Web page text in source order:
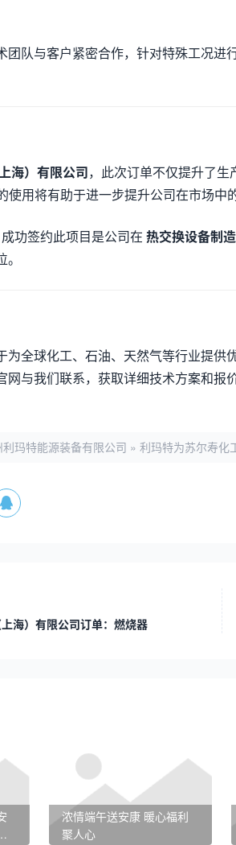
团队与客户紧密合作，针对特殊工况进
海）有限公司，此次订单不仅提升了
使用将有助于进一步提升公司在市场中
功签约此项目是公司在 热交换设备制造
为全球化工、石油、天然气等行业提供
网与我们联系，获取详细技术方案和报价
利玛特能源装备有限公司 » 利玛特为苏尔寿化
海）有限公司订单：燃烧器
浓情端午送安康 暖心福利
聚人心